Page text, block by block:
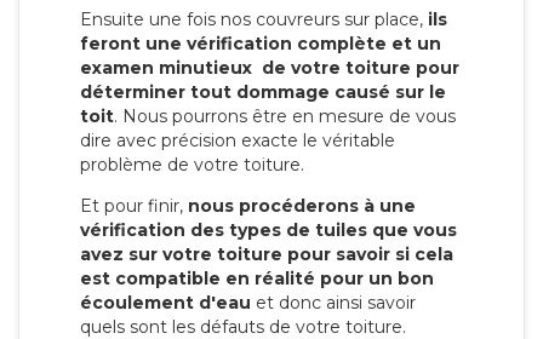
Ensuite une fois nos couvreurs sur place, ils
feront une vérification complète et un
examen minutieux de votre toiture pour
déterminer tout dommage causé sur le
toit. Nous pourrons être en mesure de vous
dire avec précision exacte le véritable
problème de votre toiture.
Et pour finir, nous procéderons à une
vérification des types de tuiles que vous
avez sur votre toiture pour savoir si cela
est compatible en réalité pour un bon
écoulement d'eau et donc ainsi savoir
quels sont les défauts de votre toiture.